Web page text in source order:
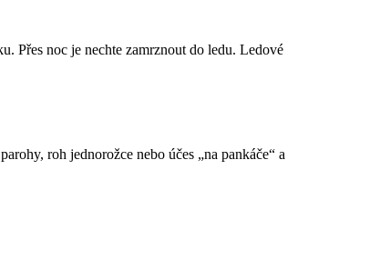
Přes noc je nechte zamrznout do ledu. Ledové
roh jednorožce nebo účes „na pankáče“ a